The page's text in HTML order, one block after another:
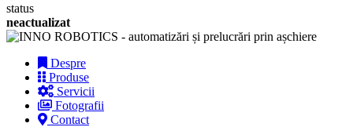
status
neactualizat
Despre
Produse
Servicii
Fotografii
Contact